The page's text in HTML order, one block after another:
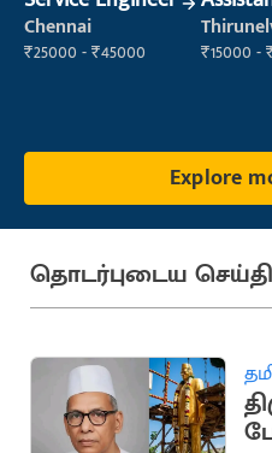
Chennai
₹25000 - ₹45000 ₹15000 -
Explore
தொடர்புடைய செய்தி